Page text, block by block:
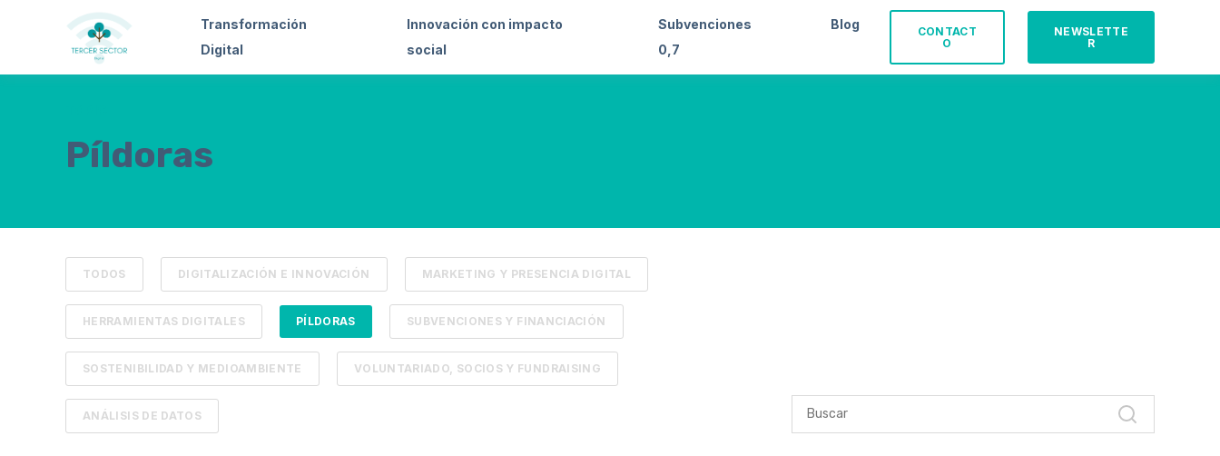
Transformación
Digital
Innovación con impacto
social
Subvenciones
0,7
Blog
CONTACT
O
NEWSLETTE
R
Píldoras
TODOS DIGITALIZACIÓN E INNOVACIÓN MARKETING Y PRESENCIA DIGITAL
HERRAMIENTAS DIGITALES PÍLDORAS SUBVENCIONES Y FINANCIACIÓN
SOSTENIBILIDAD Y MEDIOAMBIENTE VOLUNTARIADO, SOCIOS Y FUNDRAISING
ANÁLISIS DE DATOS